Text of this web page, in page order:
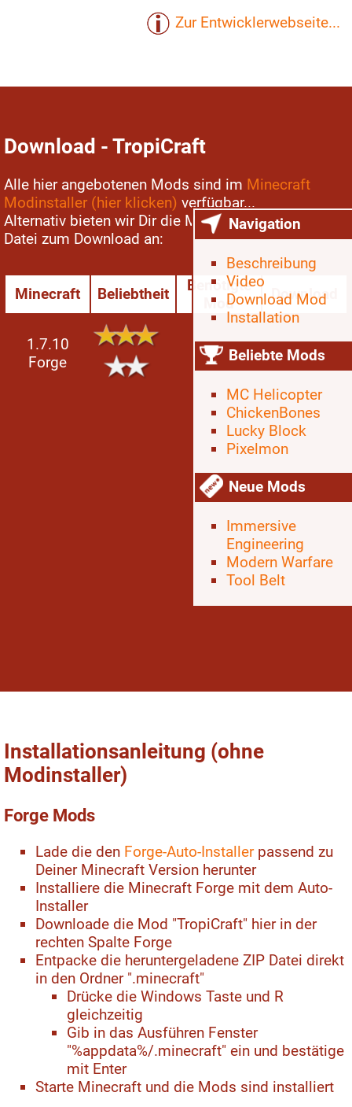
Zur Entwicklerwebseite...
Download - TropiCraft
Alle hier angebotenen Mods sind im Minecraft
Modinstaller (hier klicken) verfügbar...
Alternativ bieten wir Dir die Mod auch dirket als ZIP
Datei zum Download an:
Minecraft Beliebtheit
Benötigte
Mod
Download
1.7.10
Forge
CoroUtil
Installationsanleitung (ohne
Modinstaller)
Forge Mods
Lade die den Forge-Auto-Installerpassend zu
Deiner Minecraft Version herunter
Installiere die Minecraft Forge mit dem Auto-
Installer
Downloade die Mod "TropiCraft" hier in der
rechten Spalte Forge
Entpacke die heruntergeladene ZIP Datei direkt
in den Ordner ".minecraft"
Drücke die Windows Taste und R
gleichzeitig
Gib in das Ausführen Fenster
"%appdata%/.minecraft" ein und bestätige
mit Enter
Starte Minecraft und die Mods sind installiert
Navigation
Beschreibung
Video
Download Mod
Installation
Beliebte Mods
MC Helicopter
ChickenBones
Lucky Block
Pixelmon
Neue Mods
Immersive
Engineering
Modern Warfare
Tool Belt